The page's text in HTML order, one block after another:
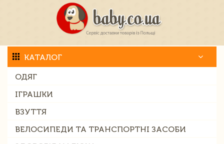
КАТАЛОГ
ОДЯГ
ІГРАШКИ
ВЗУТТЯ
ВЕЛОСИПЕДИ ТА ТРАНСПОРТНІ ЗАСОБИ